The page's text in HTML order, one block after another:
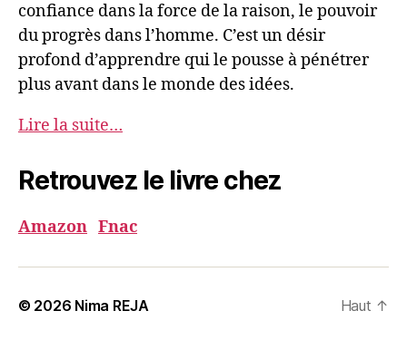
confiance dans la force de la raison, le pouvoir
du progrès dans l’homme. C’est un désir
profond d’apprendre qui le pousse à pénétrer
plus avant dans le monde des idées.
Lire la suite…
Retrouvez le livre chez
Amazon Fnac
© 2026 Nima REJA Haut ↑